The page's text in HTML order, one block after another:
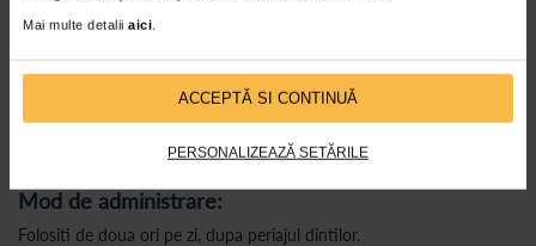
Mai multe detalii aici.
ACCEPTĂ SI CONTINUĂ
PERSONALIZEAZĂ SETĂRILE
Ingrediente:
Ingrediente: Apă, alcool, glicerină, PEG-40 ulei de ricin
hidrogenat, Poloxamer 407, aromă, zaharină sodică, clorură de
zinc, fluorură de sodiu, cocamidopropil betaină, acid citric,
clorură de sodiu, benzoat de sodiu, CI 16035, CI 42090, cinamal,
eugenol, limonen.
Mod de administrare:
Folositi de doua ori pe zi, dupa periajul dintilor.